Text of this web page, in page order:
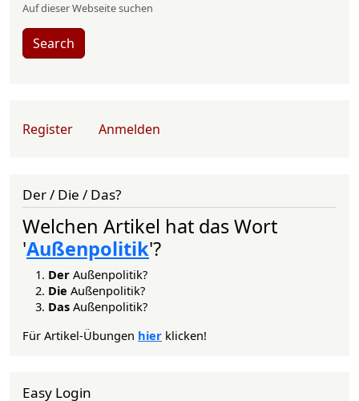
Auf dieser Webseite suchen
Search
User account menu
Register Anmelden
Der / Die / Das?
Welchen Artikel hat das Wort
'Außenpolitik'?
Der Außenpolitik?
Die Außenpolitik?
Das Außenpolitik?
Für Artikel-Übungen hier klicken!
Easy Login